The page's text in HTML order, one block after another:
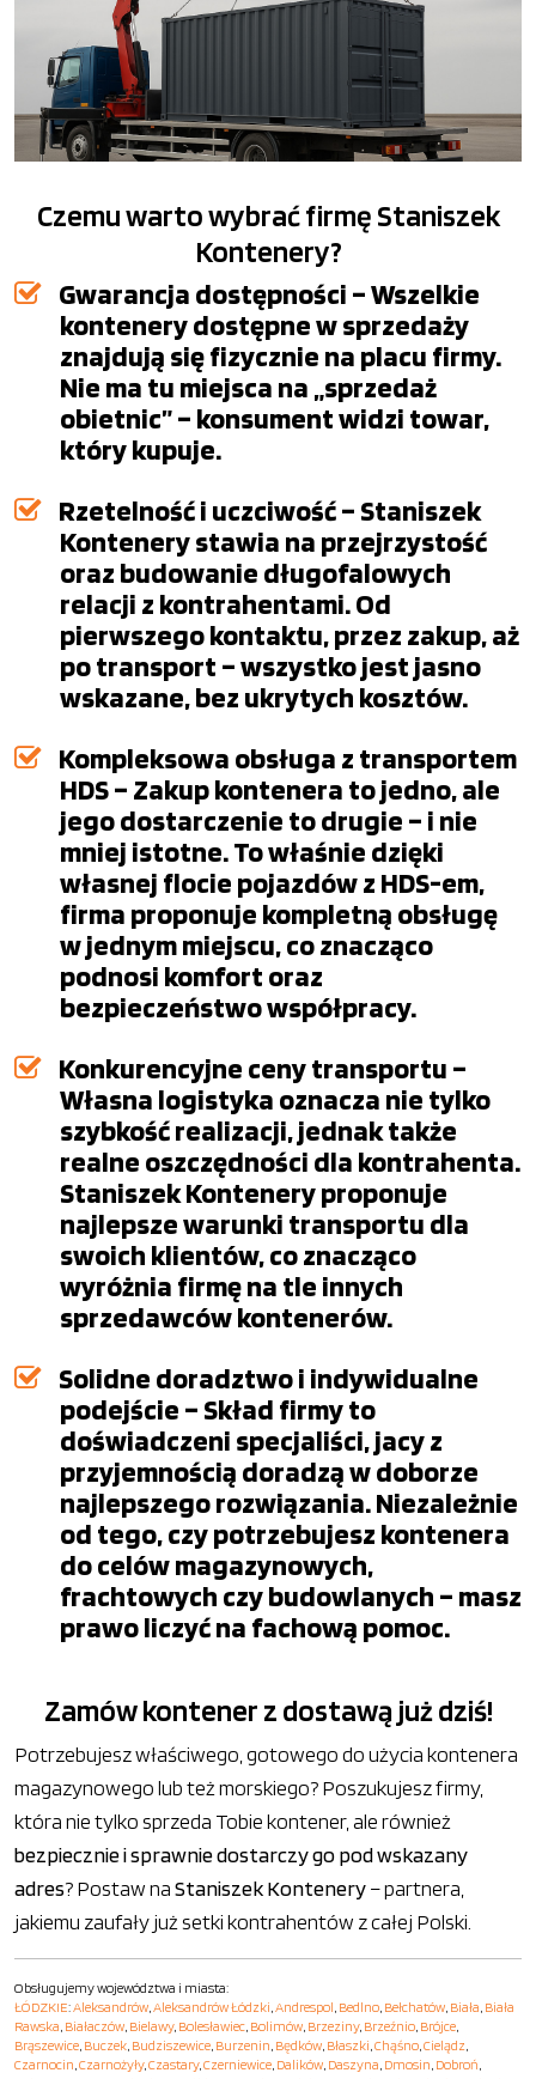
Czemu warto wybrać firmę Staniszek
Kontenery?
Gwarancja dostępności – Wszelkie
kontenery dostępne w sprzedaży
znajdują się fizycznie na placu firmy.
Nie ma tu miejsca na „sprzedaż
obietnic” – konsument widzi towar,
który kupuje.
Rzetelność i uczciwość – Staniszek
Kontenery stawia na przejrzystość
oraz budowanie długofalowych
relacji z kontrahentami. Od
pierwszego kontaktu, przez zakup, aż
po transport – wszystko jest jasno
wskazane, bez ukrytych kosztów.
Kompleksowa obsługa z transportem
HDS – Zakup kontenera to jedno, ale
jego dostarczenie to drugie – i nie
mniej istotne. To właśnie dzięki
własnej flocie pojazdów z HDS-em,
firma proponuje kompletną obsługę
w jednym miejscu, co znacząco
podnosi komfort oraz
bezpieczeństwo współpracy.
Konkurencyjne ceny transportu –
Własna logistyka oznacza nie tylko
szybkość realizacji, jednak także
realne oszczędności dla kontrahenta.
Staniszek Kontenery proponuje
najlepsze warunki transportu dla
swoich klientów, co znacząco
wyróżnia firmę na tle innych
sprzedawców kontenerów.
Solidne doradztwo i indywidualne
podejście – Skład firmy to
doświadczeni specjaliści, jacy z
przyjemnością doradzą w doborze
najlepszego rozwiązania. Niezależnie
od tego, czy potrzebujesz kontenera
do celów magazynowych,
frachtowych czy budowlanych – masz
prawo liczyć na fachową pomoc.
Zamów kontener z dostawą już dziś!
Potrzebujesz właściwego, gotowego do użycia kontenera
magazynowego lub też morskiego? Poszukujesz firmy,
która nie tylko sprzeda Tobie kontener, ale również
bezpiecznie i sprawnie dostarczy go pod wskazany
adres? Postaw naStaniszek Kontenery– partnera,
jakiemu zaufały już setki kontrahentów z całej Polski.
Obsługujemy województwa i miasta:
ŁÓDZKIE:Aleksandrów,Aleksandrów Łódzki,Andrespol, Bedlno, Bełchatów, Biała, Biała
Rawska, Białaczów, Bielawy, Bolesławiec, Bolimów, Brzeziny, Brzeźnio, Brójce,
Brąszewice, Buczek, Budziszewice, Burzenin, Będków, Błaszki,Chąśno,Cielądz,
Czarnocin,Czarnożyły,Czastary,Czerniewice, Dalików, Daszyna, Dmosin, Dobroń,